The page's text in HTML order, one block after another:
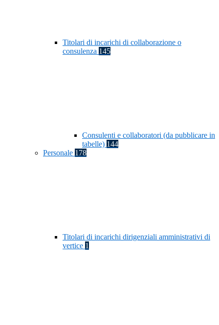
Titolari di incarichi di collaborazione o
consulenza 145
Consulenti e collaboratori (da pubblicare in
tabelle) 144
Personale 178
Titolari di incarichi dirigenziali amministrativi di
vertice 1